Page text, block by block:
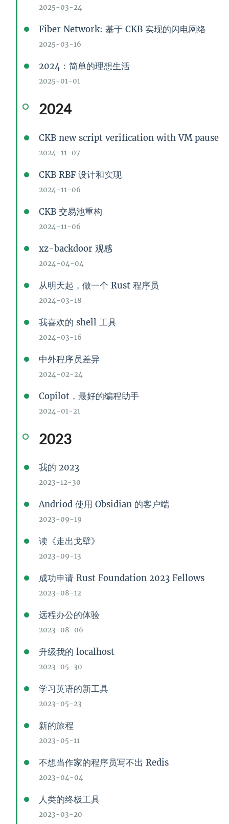
2025-03-24
Fiber Network: 基于 CKB 实现的闪电网络
2025-03-16
2024：简单的理想生活
2025-01-01
2024
CKB new script verification with VM pause
2024-11-07
CKB RBF 设计和实现
2024-11-06
CKB 交易池重构
2024-11-06
xz-backdoor 观感
2024-04-04
从明天起，做一个 Rust 程序员
2024-03-18
我喜欢的 shell 工具
2024-03-16
中外程序员差异
2024-02-24
Copilot，最好的编程助手
2024-01-21
2023
我的 2023
2023-12-30
Andriod 使用 Obsidian 的客户端
2023-09-19
读《走出戈壁》
2023-09-13
成功申请 Rust Foundation 2023 Fellows
2023-08-12
远程办公的体验
2023-08-06
升级我的 localhost
2023-05-30
学习英语的新工具
2023-05-23
新的旅程
2023-05-11
不想当作家的程序员写不出 Redis
2023-04-04
人类的终极工具
2023-03-20